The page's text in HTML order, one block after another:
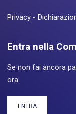
Privacy -
Entra nella
Se non fai ancora
ora.
ENTRA